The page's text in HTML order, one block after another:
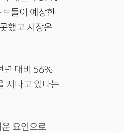
들이 예상한
했고 시장은
년 대비 56%
지나고 있다는
요인으로